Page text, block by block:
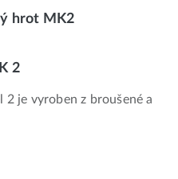
hrot MK2
2
je vyroben z broušené a